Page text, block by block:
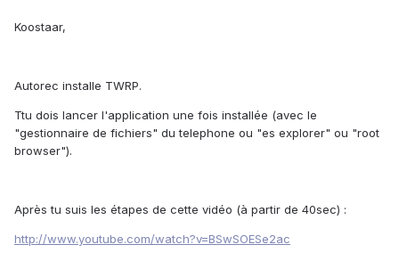
Koostaar,
Autorec installe TWRP.
Ttu dois lancer l'application une fois installée (avec le
"gestionnaire de fichiers" du telephone ou "es explorer" ou "root
browser").
Après tu suis les étapes de cette vidéo (à partir de 40sec) :
http://www.youtube.com/watch?v=BSwSOESe2ac